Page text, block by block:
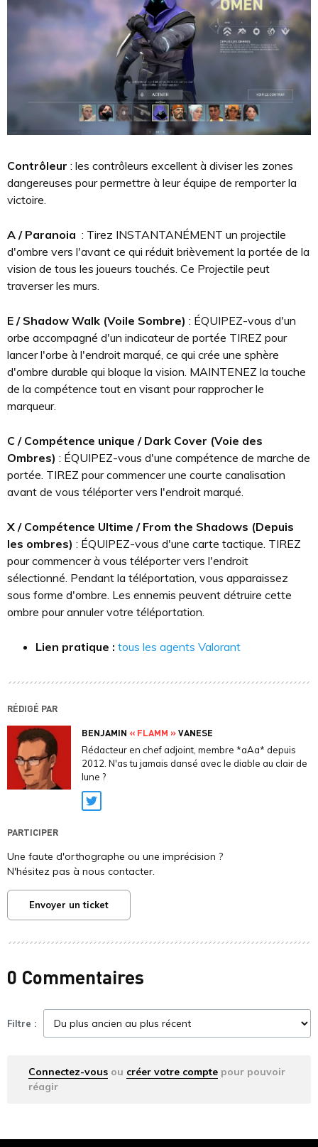
Contrôleur : les contrôleurs excellent à diviser les zones
dangereuses pour permettre à leur équipe de remporter la
victoire.
A / Paranoia : Tirez INSTANTANÉMENT un projectile
d'ombre vers l'avant ce qui réduit brièvement la portée de la
vision de tous les joueurs touchés. Ce Projectile peut
traverser les murs.
E / Shadow Walk (Voile Sombre) : ÉQUIPEZ-vous d'un
orbe accompagné d'un indicateur de portée TIREZ pour
lancer l'orbe à l'endroit marqué, ce qui crée une sphère
d'ombre durable qui bloque la vision. MAINTENEZ la touche
de la compétence tout en visant pour rapprocher le
marqueur.
C / Compétence unique / Dark Cover (Voie des
Ombres) : ÉQUIPEZ-vous d'une compétence de marche de
portée. TIREZ pour commencer une courte canalisation
avant de vous téléporter vers l'endroit marqué.
X / Compétence Ultime / From the Shadows (Depuis
les ombres) : ÉQUIPEZ-vous d'une carte tactique. TIREZ
pour commencer à vous téléporter vers l'endroit
sélectionné. Pendant la téléportation, vous apparaissez
sous forme d'ombre. Les ennemis peuvent détruire cette
ombre pour annuler votre téléportation.
Lien pratique : tous les agents Valorant
RÉDIGÉ PAR
BENJAMIN « FLAMM »VANESE
Rédacteur en chef adjoint, membre *aAa* depuis
2012. N'as tu jamais dansé avec le diable au clair de
lune ?
Twitter
PARTICIPER
Une faute d'orthographe ou une imprécision ?
N'hésitez pas à nous contacter.
Envoyer un ticket
0 Commentaires
Filtre :
Connectez-vous ou créer votre compte pour pouvoir
réagir